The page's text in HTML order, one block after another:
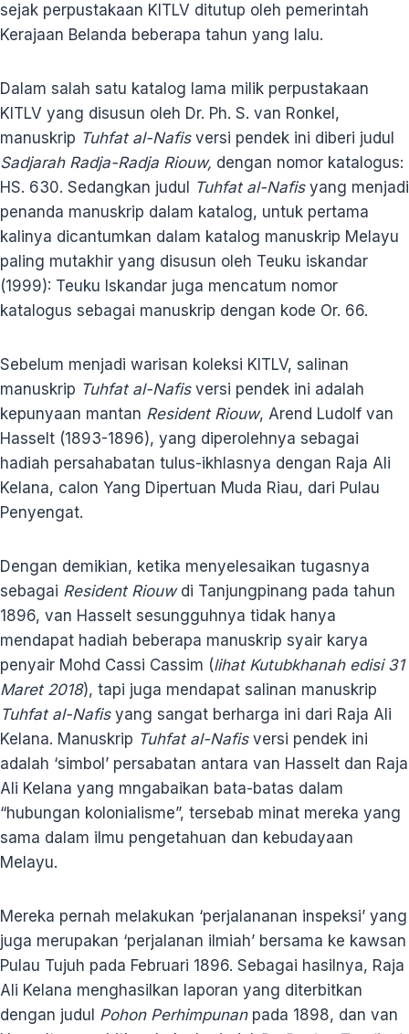
sejak perpustakaan KITLV ditutup oleh pemerintah
Kerajaan Belanda beberapa tahun yang lalu.
Dalam salah satu katalog lama milik perpustakaan
KITLV yang disusun oleh Dr. Ph. S. van Ronkel,
manuskrip Tuhfat al-Nafisversi pendek ini diberi judul
Sadjarah Radja-Radja Riouw, dengan nomor katalogus:
HS. 630. Sedangkan judul
Tuhfat al-Nafis yang menjadi
penanda manuskrip dalam katalog, untuk pertama
kalinya dicantumkan dalam katalog manuskrip Melayu
paling mutakhir yang disusun oleh Teuku iskandar
(1999): Teuku Iskandar juga mencatum nomor
katalogus sebagai manuskrip dengan kode Or. 66.
Sebelum menjadi warisan koleksi KITLV, salinan
manuskrip Tuhfat al-Nafisversi pendek ini adalah
kepunyaan mantan Resident Riouw, Arend Ludolf van
Hasselt (1893-1896), yang diperolehnya sebagai
hadiah persahabatan tulus-ikhlasnya dengan Raja Ali
Kelana, calon Yang Dipertuan Muda Riau, dari Pulau
Penyengat.
Dengan demikian, ketika menyelesaikan tugasnya
sebagai Resident Riouwdi Tanjungpinang pada tahun
1896, van Hasselt sesungguhnya tidak hanya
mendapat hadiah beberapa manuskrip syair karya
penyair Mohd Cassi Cassim (lihat Kutubkhanah edisi 31
Maret 2018), tapi juga mendapat salinan manuskrip
Tuhfat al-Nafisyang sangat berharga ini dari Raja Ali
Kelana. Manuskrip Tuhfat al-Nafisversi pendek ini
adalah ‘simbol’ persabatan antara van Hasselt dan Raja
Ali Kelana yang mngabaikan bata-batas dalam
“hubungan kolonialisme”, tersebab minat mereka yang
sama dalam ilmu pengetahuan dan kebudayaan
Melayu.
Mereka pernah melakukan ‘perjalananan inspeksi’ yang
juga merupakan ‘perjalanan ilmiah’ bersama ke kawsan
Pulau Tujuh pada Februari 1896. Sebagai hasilnya, Raja
Ali Kelana menghasilkan laporan yang diterbitkan
dengan judul Pohon Perhimpunanpada 1898, dan van